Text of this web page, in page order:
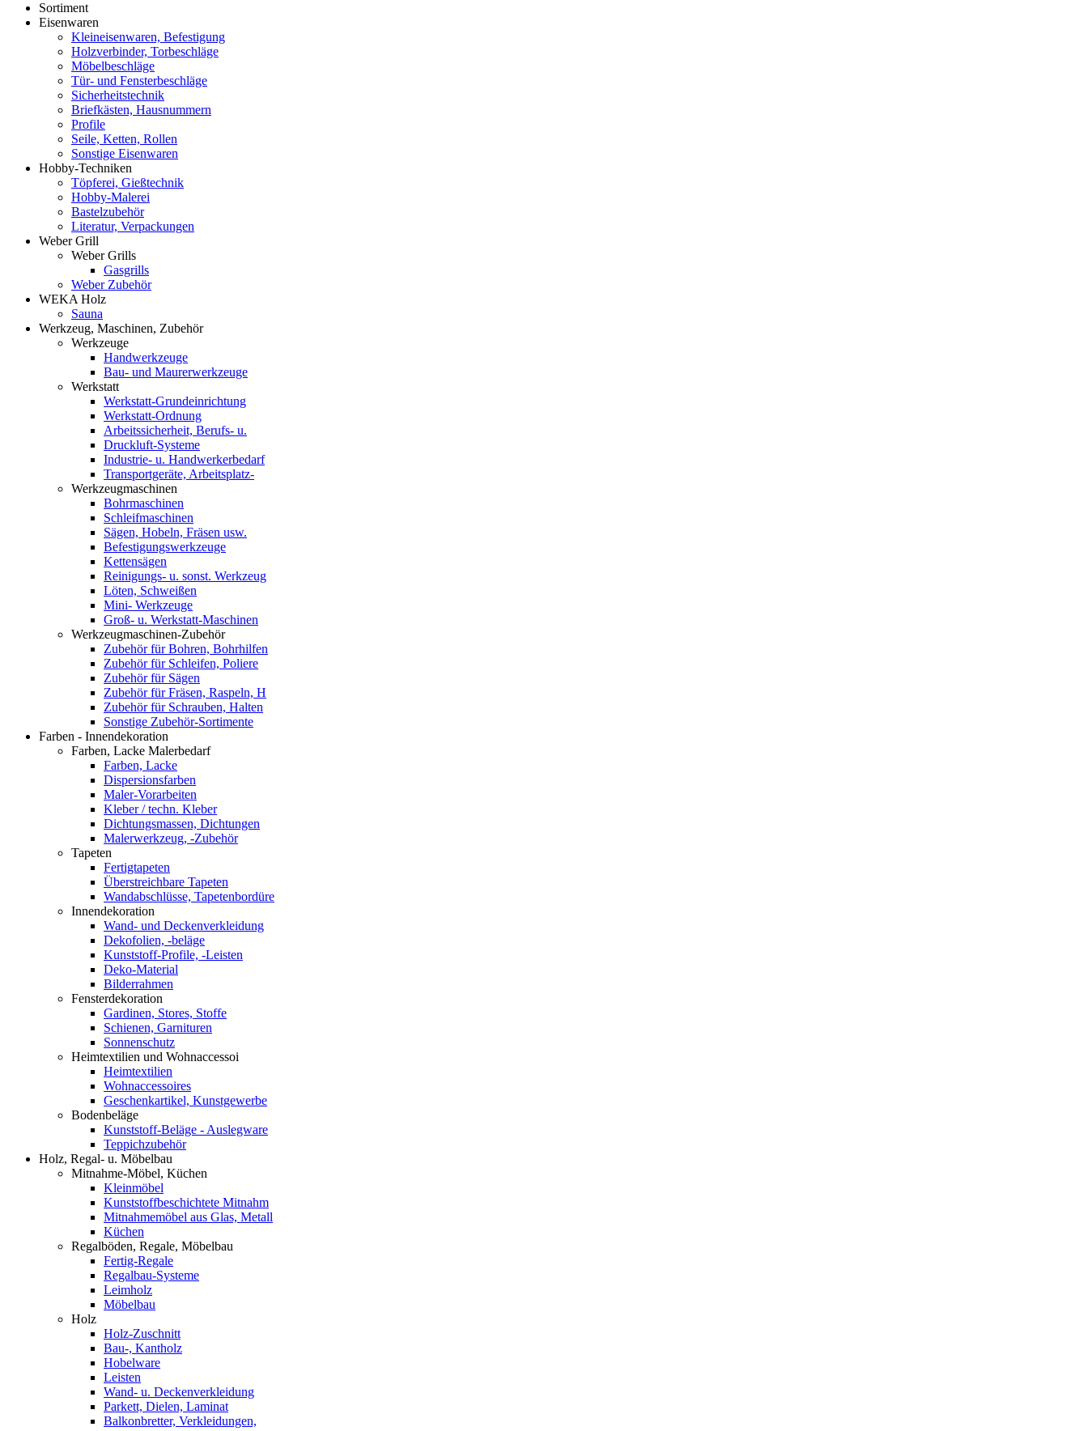
Sortiment
Eisenwaren
Kleineisenwaren, Befestigung
Holzverbinder, Torbeschläge
Möbelbeschläge
Tür- und Fensterbeschläge
Sicherheitstechnik
Briefkästen, Hausnummern
Profile
Seile, Ketten, Rollen
Sonstige Eisenwaren
Hobby-Techniken
Töpferei, Gießtechnik
Hobby-Malerei
Bastelzubehör
Literatur, Verpackungen
Weber Grill
Weber Grills
Gasgrills
Weber Zubehör
WEKA Holz
Sauna
Werkzeug, Maschinen, Zubehör
Werkzeuge
Handwerkzeuge
Bau- und Maurerwerkzeuge
Werkstatt
Werkstatt-Grundeinrichtung
Werkstatt-Ordnung
Arbeitssicherheit, Berufs- u.
Druckluft-Systeme
Industrie- u. Handwerkerbedarf
Transportgeräte, Arbeitsplatz-
Werkzeugmaschinen
Bohrmaschinen
Schleifmaschinen
Sägen, Hobeln, Fräsen usw.
Befestigungswerkzeuge
Kettensägen
Reinigungs- u. sonst. Werkzeug
Löten, Schweißen
Mini- Werkzeuge
Groß- u. Werkstatt-Maschinen
Werkzeugmaschinen-Zubehör
Zubehör für Bohren, Bohrhilfen
Zubehör für Schleifen, Poliere
Zubehör für Sägen
Zubehör für Fräsen, Raspeln, H
Zubehör für Schrauben, Halten
Sonstige Zubehör-Sortimente
Farben - Innendekoration
Farben, Lacke Malerbedarf
Farben, Lacke
Dispersionsfarben
Maler-Vorarbeiten
Kleber / techn. Kleber
Dichtungsmassen, Dichtungen
Malerwerkzeug, -Zubehör
Tapeten
Fertigtapeten
Überstreichbare Tapeten
Wandabschlüsse, Tapetenbordüre
Innendekoration
Wand- und Deckenverkleidung
Dekofolien, -beläge
Kunststoff-Profile, -Leisten
Deko-Material
Bilderrahmen
Fensterdekoration
Gardinen, Stores, Stoffe
Schienen, Garnituren
Sonnenschutz
Heimtextilien und Wohnaccessoi
Heimtextilien
Wohnaccessoires
Geschenkartikel, Kunstgewerbe
Bodenbeläge
Kunststoff-Beläge - Auslegware
Teppichzubehör
Holz, Regal- u. Möbelbau
Mitnahme-Möbel, Küchen
Kleinmöbel
Kunststoffbeschichtete Mitnahm
Mitnahmemöbel aus Glas, Metall
Küchen
Regalböden, Regale, Möbelbau
Fertig-Regale
Regalbau-Systeme
Leimholz
Möbelbau
Holz
Holz-Zuschnitt
Bau-, Kantholz
Hobelware
Leisten
Wand- u. Deckenverkleidung
Parkett, Dielen, Laminat
Balkonbretter, Verkleidungen,